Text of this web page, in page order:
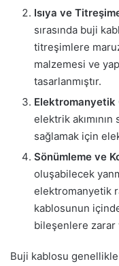
Isıya ve
sırasında buji
titreşimlere
malzemesi ve
tasarlanmıştır.
Elektromanyetik
elektrik
sağlamak için
Sönümleme ve
oluşabilecek
elektromanyetik
kablosunun
bileşenlere
Buji kablosu